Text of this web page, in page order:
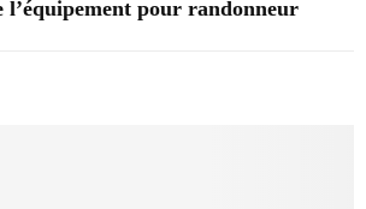
l’équipement pour randonneur